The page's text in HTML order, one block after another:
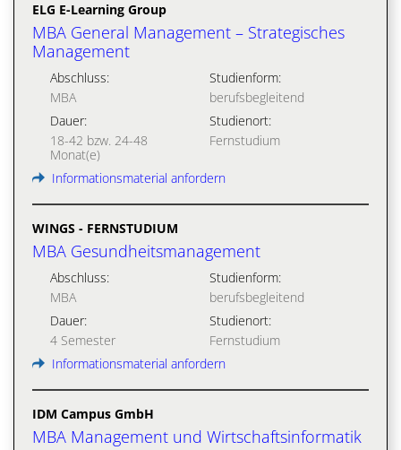
ELG E-Learning Group
MBA General Management – Strategisches
Management
Abschluss:
MBA
Studienform:
berufsbegleitend
Dauer:
18-42 bzw. 24-48
Monat(e)
Studienort:
Fernstudium
Informationsmaterial anfordern
WINGS - FERNSTUDIUM
MBA Gesundheitsmanagement
Abschluss:
MBA
Studienform:
berufsbegleitend
Dauer:
4 Semester
Studienort:
Fernstudium
Informationsmaterial anfordern
IDM Campus GmbH
MBA Management und Wirtschaftsinformatik